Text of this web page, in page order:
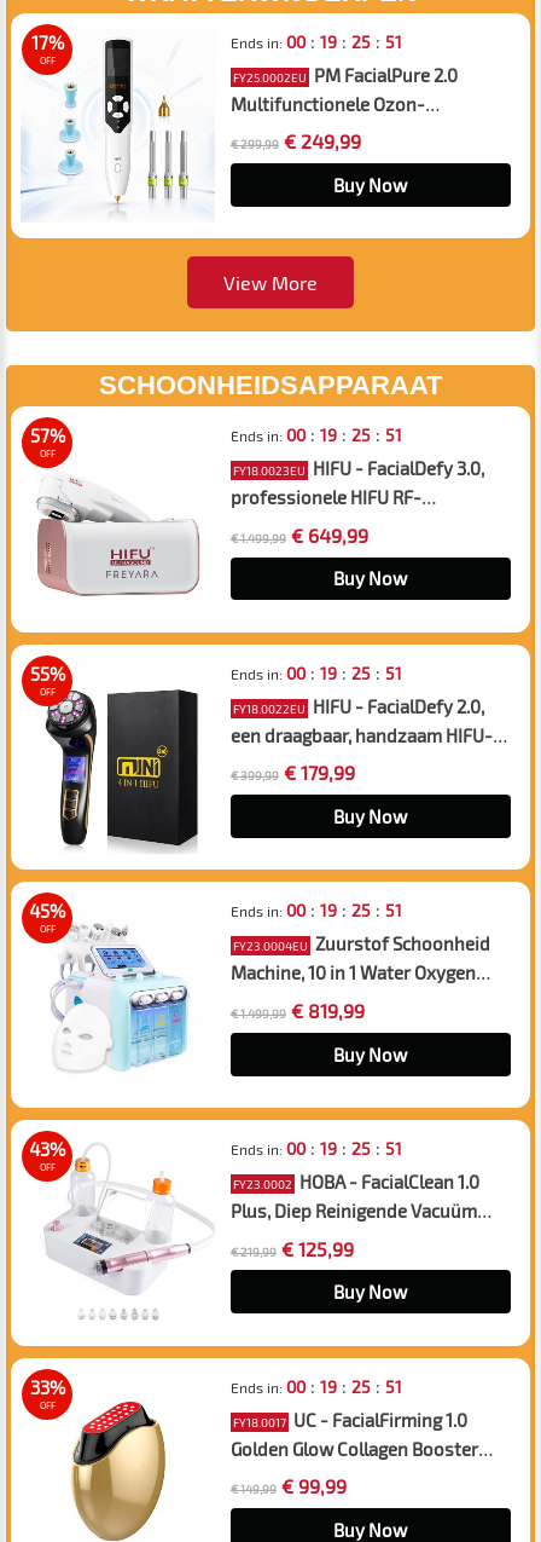
17%
OFF
Ends in: 00: 19: 25: 50
FY25.0002EU
PM FacialPure 2.0
Multifunctionele Ozon-
Plasmapen – voor het
Verwijderen van Moedervlekken
en Huidvlekken, het Bevorderen
van Serumopname en het
Reinigen van de Huid
€ 299,99 € 249,99
Buy Now
View More
SCHOONHEIDSAPPARAAT
57%
OFF
Ends in: 00: 19: 25: 50
FY18.0023EU
HIFU - FacialDefy 3.0,
professionele HIFU RF-
ultrasound-schoonheids- en
faceliftmachine, anti-aging en
rimpelverwijdering
€ 1.499,99 € 649,99
Buy Now
55%
OFF
Ends in: 00: 19: 25: 50
FY18.0022EU
HIFU - FacialDefy 2.0,
een draagbaar, handzaam HIFU-
apparaat met viervoudige
werking en microgerichte
ultrasone golven, levert meer
vermogen voor een snellere
lifting en opmerkelijk effectieve
€ 399,99 € 179,99
Buy Now
45%
OFF
Ends in: 00: 19: 25: 50
FY23.0004EU Zuurstof Schoonheid
Machine, 10 in 1 Water Oxygen
Hydra Facial Machine, Hydro Aqua
Peeling Micro Dermabrasie, BIO
Face Lifting, Hydrateren, Hydro
Oxygen Jet
€ 1.499,99 € 819,99
Buy Now
43%
OFF
Ends in: 00: 19: 25: 50
FY23.0002
HOBA - FacialClean 1.0
Plus, Diep Reinigende Vacuüm
Gezichtsreiniger, Mee-eter
Verwijderaar met Waterinjectie &
Zuurstof Hydro Jet, 8-in-1
Bubbels Beautyapparaa
€ 219,99 € 125,99
Buy Now
33%
OFF
Ends in: 00: 19: 25: 50
FY18.0017 UC - FacialFirming 1.0
Golden Glow Collagen Booster
Schoonheidsinstrument,
Huidversteviging &
Rimpelvermindering
€ 149,99 € 99,99
Buy Now